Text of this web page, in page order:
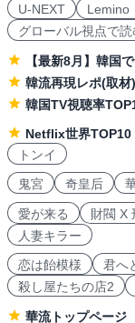
U-NEXT
Lemino
グローバル視点で読
【最新8月】韓国
韓流再現レポ(取材)
韓国TV視聴率
Netflix世界TOP10
トンイ
鬼宮
奇皇后
愛が来る 財閥 X
人妻キラー
恋は飴模様
君へ
殺し屋たちの店2
華流トップページ